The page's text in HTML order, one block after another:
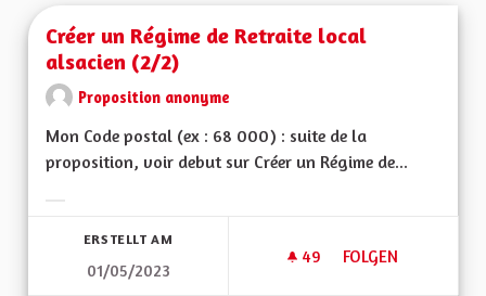
Créer un Régime de Retraite local
alsacien (2/2)
Proposition anonyme
Mon Code postal (ex : 68 000) : suite de la
proposition, voir debut sur Créer un Régime de...
ERSTELLT AM
01/05/2023
49 49 FOLLOWER
FOLGEN
CRÉER UN